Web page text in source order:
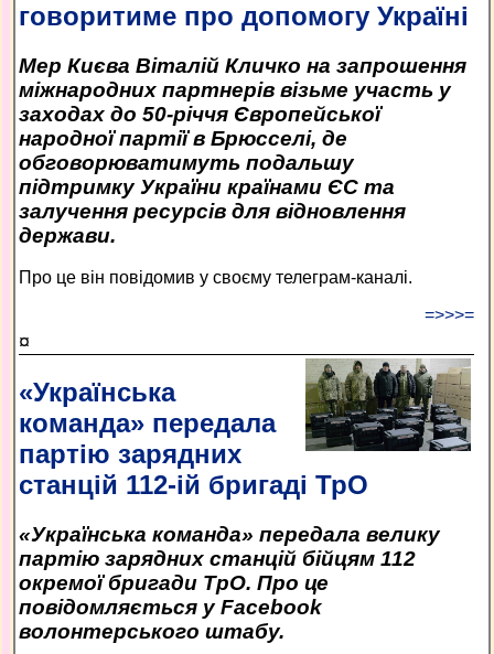
говоритиме про допомогу Україні
Мер Києва Віталій Кличко на запрошення
міжнародних партнерів візьме участь у
заходах до 50-річчя Європейської
народної партії в Брюсселі, де
обговорюватимуть подальшу
підтримку України країнами ЄС та
залучення ресурсів для відновлення
держави.
Про це він повідомив у своєму телеграм-каналі.
=>>>=
¤
«Українська
команда» передала
партію зарядних
станцій 112-ій бригаді ТрО
«Українська команда» передала велику
партію зарядних станцій бійцям 112
окремої бригади ТрО. Про це
повідомляється у Facebook
волонтерського штабу.